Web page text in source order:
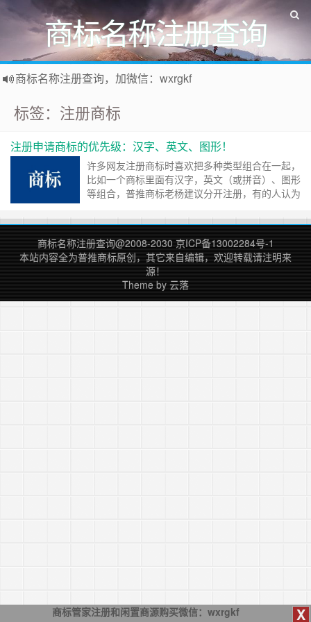
商标名称注册查询
商标名称注册查询，加微信：wxrgkf
标签：注册商标
注册申请商标的优先级：汉字、英文、图形！
许多网友注册商标时喜欢把多种类型组合在一起，
比如一个商标里面有汉字，英文（或拼音）、图形
等组合，普推商标老杨建议分开注册，有的人认为
商标申请是分开检索审核的，里面的汉字、英语、
图形分开检索申核，有一个因素过不了，会导致整
个商标过不了，图形商标本来通过率就很低的，在
国内优先是注册汉字中文商标，因为从识别角
继续阅读 »
商标名称注册查询@2008-2030 京ICP备13002284号-1
本站内容全为普推商标原创，其它来自编辑，欢迎转载请注明来
源！
Theme by 云落
X
商标管家注册和闲置商源购买微信：wxrgkf